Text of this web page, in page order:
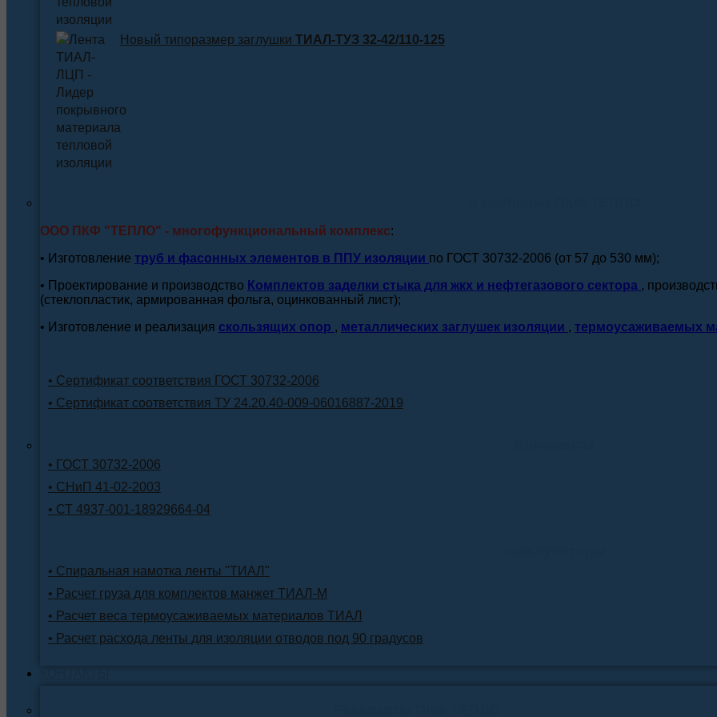
Новый типоразмер заглушки ТИАЛ-ТУЗ 32-42/110-125
ООО ПКФ "ТЕПЛО" - многофункциональный комплекс:
• Изготовление труб и фасонных элементов в ППУ изоляции по ГОСТ 30732-2006 (от 57 до 530 мм);
• Проектирование и производство Комплектов заделки стыка для жкх и нефтегазового сектора ,
(стеклопластик, армированная фольга, оцинкованный лист);
• Изготовление и реализация скользящих опор , металлических заглушек изоляции , термоусаживаемых
• Сертификат соответствия ГОСТ 30732-2006
• Сертификат соответствия ТУ 24.20.40-009-06016887-2019
• ГОСТ 30732-2006
• СНиП 41-02-2003
• СТ 4937-001-18929664-04
• Спиральная намотка ленты "ТИАЛ"
• Расчет груза для комплектов манжет ТИАЛ-М
• Расчет веса термоусаживаемых материалов ТИАЛ
• Расчет расхода ленты для изоляции отводов под 90 градусов